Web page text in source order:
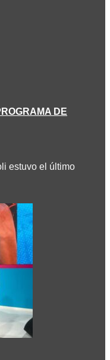
DE
estuvo el último